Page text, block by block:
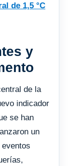
de 1,5 °C
y
de la
indicador
se han
un